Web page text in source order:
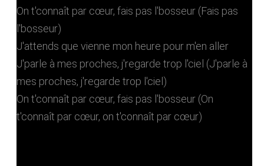
On t'connaît par cœur, fais pas l'bosseur (Fais pas
l'bosseur)
J'attends que vienne mon heure pour m'en aller
J'parle à mes proches, j'regarde trop l'ciel (J'parle à
mes proches, j'regarde trop l'ciel)
On t'connaît par cœur, fais pas l'bosseur (On
t'connaît par cœur, on t'connaît par cœur)